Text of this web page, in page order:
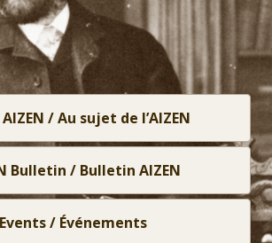
Membership
Links
/ Au sujet de l’AIZEN
Bulletin / Bulletin AIZEN
Events / Événements